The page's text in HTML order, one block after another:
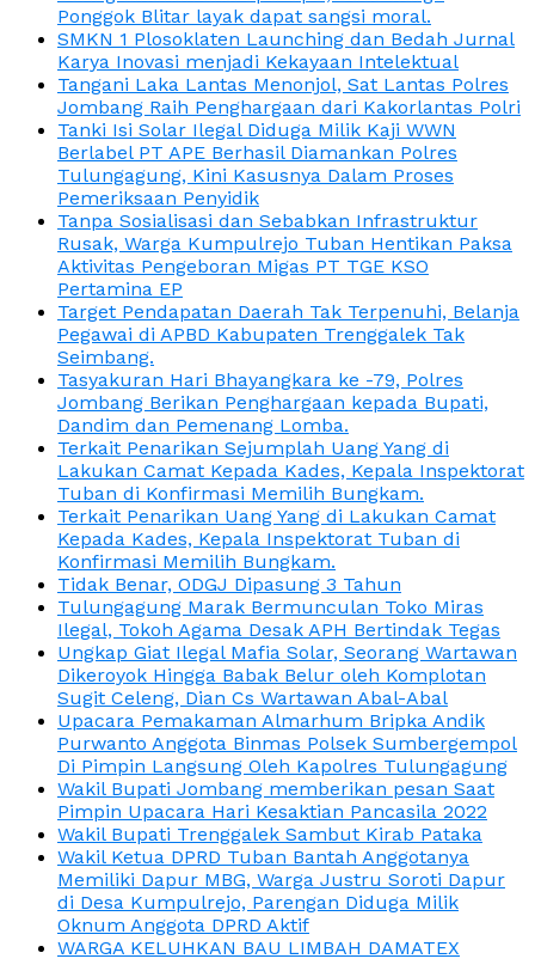
Ponggok Blitar layak dapat sangsi moral.
SMKN 1 Plosoklaten Launching dan Bedah Jurnal
Karya Inovasi menjadi Kekayaan Intelektual
Tangani Laka Lantas Menonjol, Sat Lantas Polres
Jombang Raih Penghargaan dari Kakorlantas Polri
Tanki Isi Solar Ilegal Diduga Milik Kaji WWN
Berlabel PT APE Berhasil Diamankan Polres
Tulungagung, Kini Kasusnya Dalam Proses
Pemeriksaan Penyidik
Tanpa Sosialisasi dan Sebabkan Infrastruktur
Rusak, Warga Kumpulrejo Tuban Hentikan Paksa
Aktivitas Pengeboran Migas PT TGE KSO
Pertamina EP
Target Pendapatan Daerah Tak Terpenuhi, Belanja
Pegawai di APBD Kabupaten Trenggalek Tak
Seimbang.
Tasyakuran Hari Bhayangkara ke -79, Polres
Jombang Berikan Penghargaan kepada Bupati,
Dandim dan Pemenang Lomba.
Terkait Penarikan Sejumplah Uang Yang di
Lakukan Camat Kepada Kades, Kepala Inspektorat
Tuban di Konfirmasi Memilih Bungkam.
Terkait Penarikan Uang Yang di Lakukan Camat
Kepada Kades, Kepala Inspektorat Tuban di
Konfirmasi Memilih Bungkam.
Tidak Benar, ODGJ Dipasung 3 Tahun
Tulungagung Marak Bermunculan Toko Miras
Ilegal, Tokoh Agama Desak APH Bertindak Tegas
Ungkap Giat Ilegal Mafia Solar, Seorang Wartawan
Dikeroyok Hingga Babak Belur oleh Komplotan
Sugit Celeng, Dian Cs Wartawan Abal-Abal
Upacara Pemakaman Almarhum Bripka Andik
Purwanto Anggota Binmas Polsek Sumbergempol
Di Pimpin Langsung Oleh Kapolres Tulungagung
Wakil Bupati Jombang memberikan pesan Saat
Pimpin Upacara Hari Kesaktian Pancasila 2022
Wakil Bupati Trenggalek Sambut Kirab Pataka
Wakil Ketua DPRD Tuban Bantah Anggotanya
Memiliki Dapur MBG, Warga Justru Soroti Dapur
di Desa Kumpulrejo, Parengan Diduga Milik
Oknum Anggota DPRD Aktif
WARGA KELUHKAN BAU LIMBAH DAMATEX